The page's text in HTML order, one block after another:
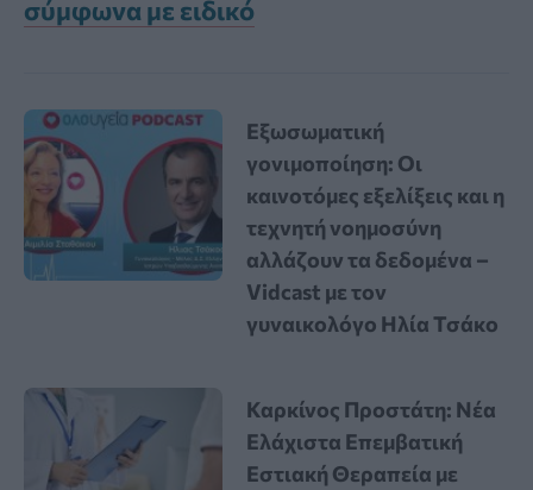
σύμφωνα με ειδικό
Εξωσωματική
γονιμοποίηση: Οι
καινοτόμες εξελίξεις και η
τεχνητή νοημοσύνη
αλλάζουν τα δεδομένα –
Vidcast με τον
γυναικολόγο Ηλία Τσάκο
Καρκίνος Προστάτη: Νέα
Ελάχιστα Επεμβατική
Εστιακή Θεραπεία με